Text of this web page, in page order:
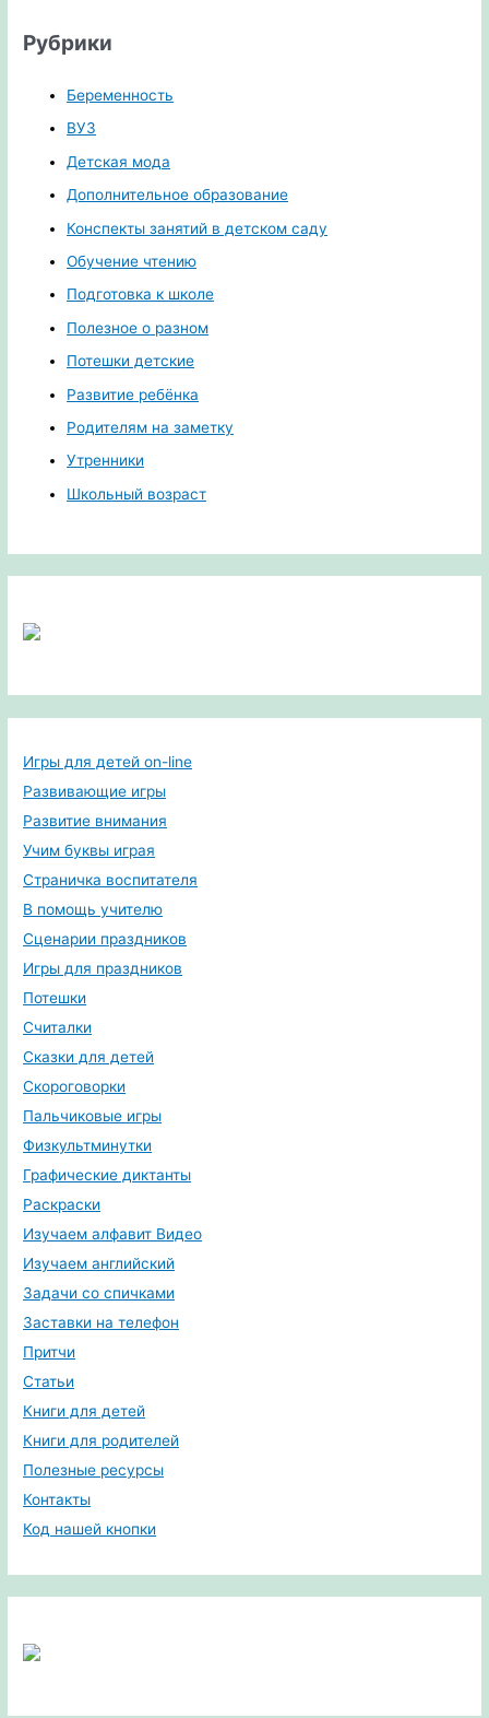
Рубрики
Беременность
ВУЗ
Детская мода
Дополнительное образование
Конспекты занятий в детском саду
Обучение чтению
Подготовка к школе
Полезное о разном
Потешки детские
Развитие ребёнка
Родителям на заметку
Утренники
Школьный возраст
Игры для детей on-line
Развивающие игры
Развитие внимания
Учим буквы играя
Страничка воспитателя
В помощь учителю
Сценарии праздников
Игры для праздников
Потешки
Считалки
Сказки для детей
Скороговорки
Пальчиковые игры
Физкультминутки
Графические диктанты
Раскраски
Изучаем алфавит Видео
Изучаем английский
Задачи со спичками
Заставки на телефон
Притчи
Статьи
Книги для детей
Книги для родителей
Полезные ресурсы
Контакты
Код нашей кнопки